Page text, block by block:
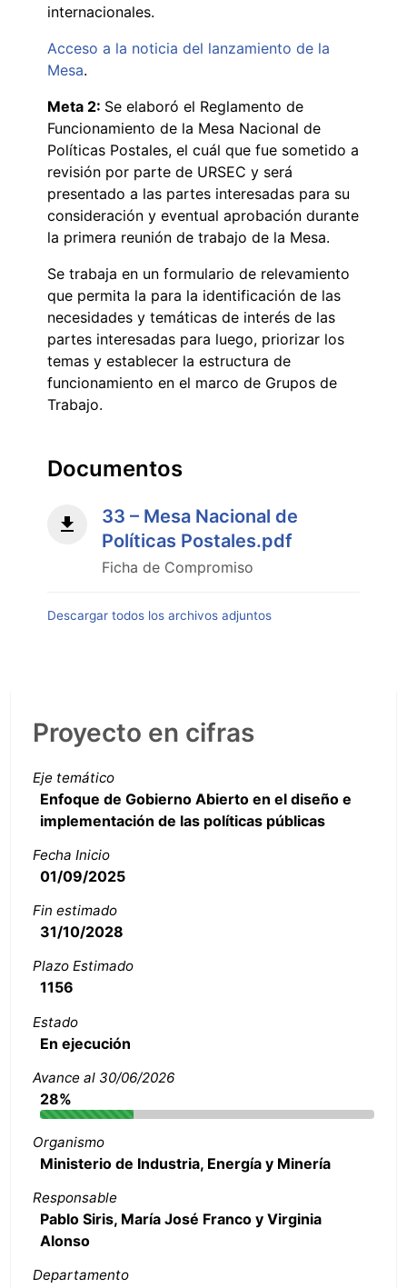
internacionales.
Acceso a la noticia del lanzamiento de la
Mesa.
Meta 2: Se elaboró el Reglamento de
Funcionamiento de la Mesa Nacional de
Políticas Postales, el cuál que fue sometido a
revisión por parte de URSEC y será
presentado a las partes interesadas para su
consideración y eventual aprobación durante
la primera reunión de trabajo de la Mesa.
Se trabaja en un formulario de relevamiento
que permita la para la identificación de las
necesidades y temáticas de interés de las
partes interesadas para luego, priorizar los
temas y establecer la estructura de
funcionamiento en el marco de Grupos de
Trabajo.
Documentos
33 – Mesa Nacional de
Políticas Postales.pdf
Ficha de Compromiso
Descargar todos los archivos adjuntos
Proyecto en cifras
Eje temático
Enfoque de Gobierno Abierto en el diseño e
implementación de las políticas públicas
Fecha Inicio
01/09/2025
Fin estimado
31/10/2028
Plazo Estimado
1156
Estado
En ejecución
Avance al 30/06/2026
28%
Organismo
Ministerio de Industria, Energía y Minería
Responsable
Pablo Siris, María José Franco y Virginia
Alonso
Departamento